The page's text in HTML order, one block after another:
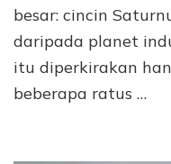
besar: cincin
daripada planet
itu diperkirakan
beberapa ratus …